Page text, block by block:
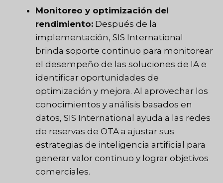
Monitoreo y optimización del
rendimiento: Después de la
implementación, SIS International
brinda soporte continuo para monitorear
el desempeño de las soluciones de IA e
identificar oportunidades de
optimización y mejora. Al aprovechar los
conocimientos y análisis basados en
datos, SIS International ayuda a las redes
de reservas de OTA a ajustar sus
estrategias de inteligencia artificial para
generar valor continuo y lograr objetivos
comerciales.